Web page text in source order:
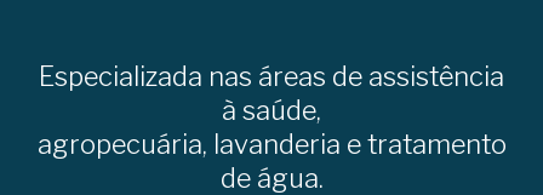
Especializada nas áreas de assistência
à saúde,
agropecuária, lavanderia e tratamento
de água.